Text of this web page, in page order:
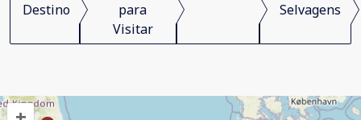
Destino
para
Visitar
Selvagens